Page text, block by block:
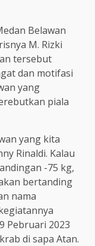
Belawan
M. Rizki
tersebut
dan motifasi
yang
piala
yang kita
Rinaldi. Kalau
-75 kg,
bertanding
nama
Pebruari 2023
di sapa Atan.